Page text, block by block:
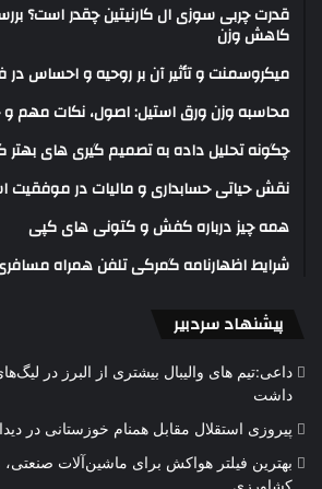
قدرت چربی سوزی ال کارنیتین چقدر است؟
کاهش وزن
میکروسمنت و تأثیر آن بر روحیه و احساس در
محاسبه وزن ورق استیل: اصول، نکات مهم
چگونه تحلیل داده به تصمیم گیری های
نقش حیاتی حسابداری و مالیات در موفقیت
همه چیز درباره کفش و کتونی های کپی
شرایط اظهارنامه گمرکی تلفن همراه
پیشنهاد سردبیر
داعی:تیم های والیبال بیشتری از البرز در
داشت
پیروزی استقلال مقابل همنام خوزستانی در
بهترین فیلتر هواکش برای ماشین‌آلات